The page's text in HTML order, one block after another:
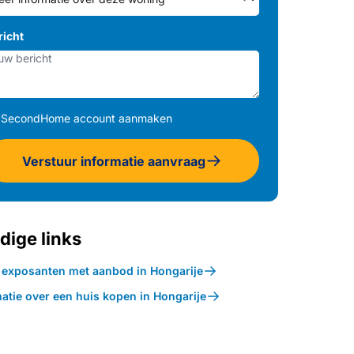
SecondHome account aanmaken
Verstuur informatie aanvraag
links
exposanten met aanbod in Hongarije
over een huis kopen in Hongarije